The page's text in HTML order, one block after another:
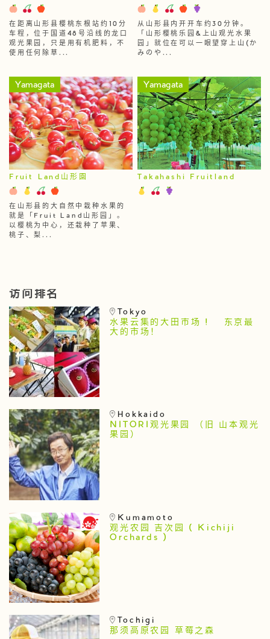
在距离山形县樱桃东根站约10分
车程，位于国道48号沿线的龙口
观光果园，只是用有机肥料，不
使用任何除草...
从山形县内开开车约30分钟。
「山形樱桃乐园&上山观光水果
园」就位在可以一眼望穿上山(か
みのや...
Yamagata
Fruit Land山形園
在山形县的大自然中栽种水果的
就是「Fruit Land山形园」。
以樱桃为中心，还栽种了苹果、
桃子、梨...
Yamagata
Takahashi Fruitland
访问排名
Tokyo
水果云集的大田市场 ! 东京最
大的市场！
Hokkaido
NITORI观光果园 （旧 山本观光
果园）
Kumamoto
观光农园 吉次园 ( Kichiji
Orchards )
Tochigi
那须高原农园 草莓之森